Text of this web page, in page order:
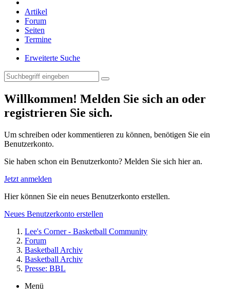
Artikel
Forum
Seiten
Termine
Erweiterte Suche
Willkommen! Melden Sie sich an oder
registrieren Sie sich.
Um schreiben oder kommentieren zu können, benötigen Sie ein
Benutzerkonto.
Sie haben schon ein Benutzerkonto? Melden Sie sich hier an.
Jetzt anmelden
Hier können Sie ein neues Benutzerkonto erstellen.
Neues Benutzerkonto erstellen
Lee's Corner - Basketball Community
Forum
Basketball Archiv
Basketball Archiv
Presse: BBL
Menü